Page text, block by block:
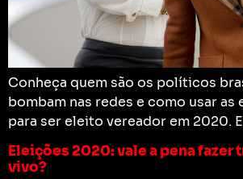
Conheça quem são os políticos
bombam nas redes e como usar
para ser eleito vereador em 2020.
Eleições 2020: vale a pena fazer
vivo?